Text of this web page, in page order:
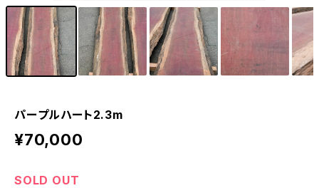
パープルハート2.3m
¥70,000
SOLD OUT